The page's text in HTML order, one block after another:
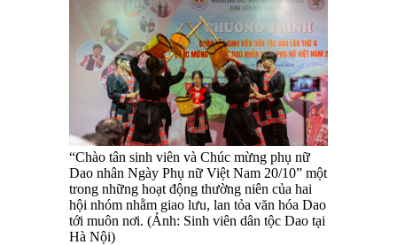
“Chào tân sinh viên và Chúc mừng phụ nữ
Dao nhân Ngày Phụ nữ Việt Nam 20/10” một
trong những hoạt động thường niên của hai
hội nhóm nhằm giao lưu, lan tỏa văn hóa Dao
tới muôn nơi. (Ảnh: Sinh viên dân tộc Dao tại
Hà Nội)